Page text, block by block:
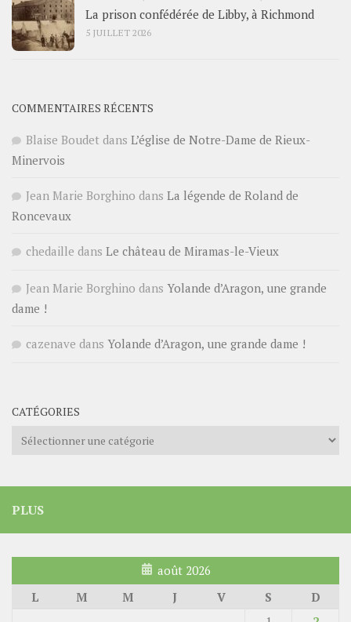
La prison confédérée de Libby, à Richmond
5 JUILLET 2026
COMMENTAIRES RÉCENTS
Blaise Boudet dans L’église de Notre-Dame de Rieux-
Minervois
Jean Marie Borghino dans La légende de Roland de
Roncevaux
chedaille dans Le château de Miramas-le-Vieux
Jean Marie Borghino dans Yolande d’Aragon, une grande
dame !
cazenave dans Yolande d’Aragon, une grande dame !
CATÉGORIES
Catégories
PLUS
août 2026
L
M M J V S
D